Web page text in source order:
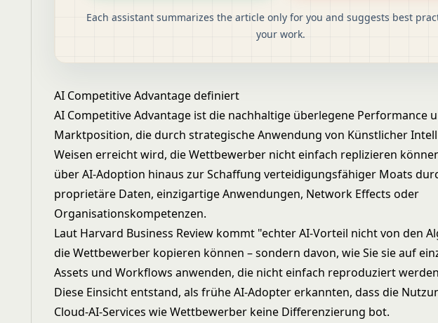
Each assistant summarizes the article only for you and suggests best
your work.
AI Competitive Advantage definiert
AI Competitive Advantage ist die nachhaltige überlegene Performance
Marktposition, die durch strategische Anwendung von Künstlicher
Weisen erreicht wird, die Wettbewerber nicht einfach replizieren
über AI-Adoption hinaus zur Schaffung verteidigungsfähiger Moats
proprietäre Daten, einzigartige Anwendungen, Network Effects oder
Organisationskompetenzen.
Laut Harvard Business Review kommt "echter AI-Vorteil nicht von den
die Wettbewerber kopieren können – sondern davon, wie Sie sie auf
Assets und Workflows anwenden, die nicht einfach reproduziert
Diese Einsicht entstand, als frühe AI-Adopter erkannten, dass die
Cloud-AI-Services wie Wettbewerber keine Differenzierung bot.